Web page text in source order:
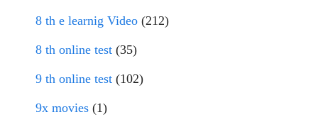
8 th e learnig Video (212)
8 th online test (35)
9 th online test (102)
9x movies (1)